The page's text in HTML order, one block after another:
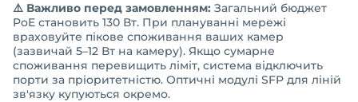
⚠️ Важливо перед замовленням: Загальний бюджет
PoE становить 130 Вт. При плануванні мережі
враховуйте пікове споживання ваших камер
(зазвичай 5–12 Вт на камеру). Якщо сумарне
споживання перевищить ліміт, система відключить
порти за пріоритетністю. Оптичні модулі SFP для ліній
зв'язку купуються окремо.